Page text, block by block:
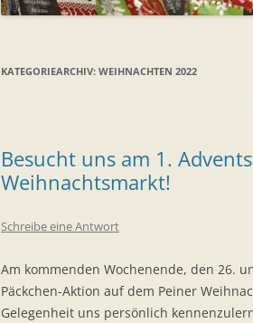
KATEGORIEARCHIV: WEIHNACHTEN 2022
Besucht uns am 1.
Weihnachtsmarkt!
Schreibe eine Antwort
Am kommenden Wochenende, den 26.
Päckchen-Aktion auf dem Peiner
Gelegenheit uns persönlich